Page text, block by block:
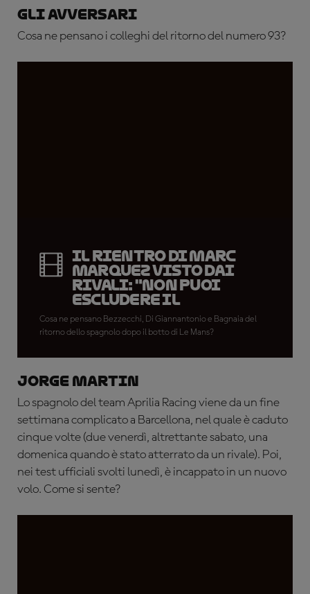
Gli avversari
Cosa ne pensano i colleghi del ritorno del numero 93?
Il rientro di Marc
Marquez visto dai
rivali: "Non puoi
escludere il
campione del mondo"
Cosa ne pensano Bezzecchi, Di Giannantonio e Bagnaia del
ritorno dello spagnolo dopo il botto di Le Mans?
Jorge Martin
Lo spagnolo del team Aprilia Racing viene da un fine
settimana complicato a Barcellona, nel quale è caduto
cinque volte (due venerdì, altrettante sabato, una
domenica quando è stato atterrato da un rivale). Poi,
nei test ufficiali svolti lunedì, è incappato in un nuovo
volo. Come si sente?